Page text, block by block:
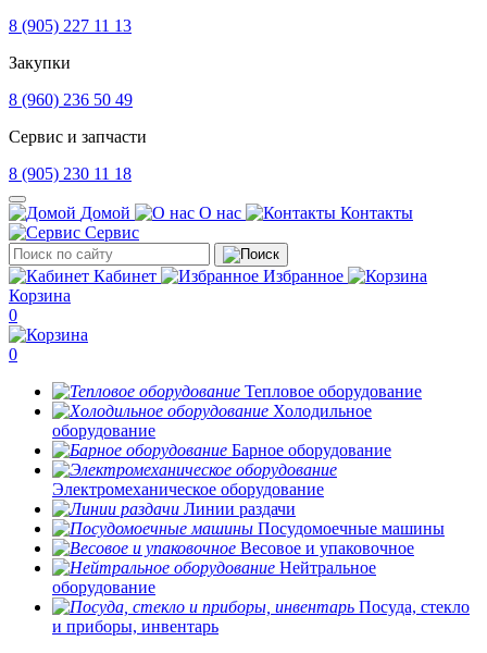
8 (905) 227 11 13
Закупки
8 (960) 236 50 49
Сервис и запчасти
8 (905) 230 11 18
Домой О нас
Контакты
Сервис
Кабинет
Избранное
Корзина
0
0
Тепловое оборудование
Холодильное
оборудование
Барное оборудование
Электромеханическое оборудование
Линии раздачи
Посудомоечные машины
Весовое и упаковочное
Нейтральное
оборудование
Посуда, стекло
и приборы, инвентарь